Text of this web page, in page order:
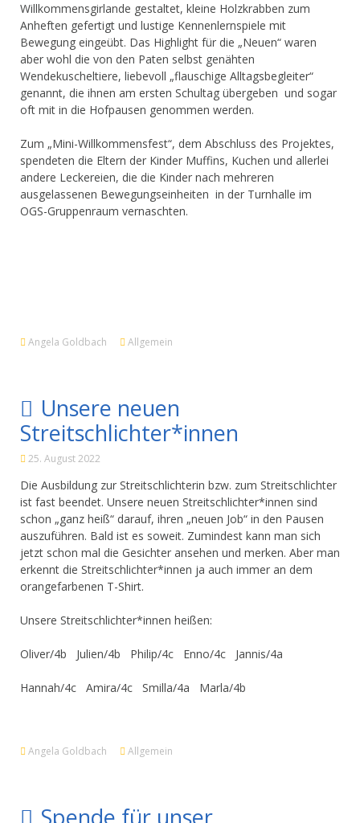
Willkommensgirlande gestaltet, kleine Holzkrabben zum
Anheften gefertigt und lustige Kennenlernspiele mit
Bewegung eingeübt. Das Highlight für die „Neuen“ waren
aber wohl die von den Paten selbst genähten
Wendekuscheltiere, liebevoll „flauschige Alltagsbegleiter“
genannt, die ihnen am ersten Schultag übergeben und sogar
oft mit in die Hofpausen genommen werden.
Zum „Mini-Willkommensfest“, dem Abschluss des Projektes,
spendeten die Eltern der Kinder Muffins, Kuchen und allerlei
andere Leckereien, die die Kinder nach mehreren
ausgelassenen Bewegungseinheiten in der Turnhalle im
OGS-Gruppenraum vernaschten.
Angela Goldbach Allgemein
Unsere neuen
Streitschlichter*innen
25. August 2022
Die Ausbildung zur Streitschlichterin bzw. zum Streitschlichter
ist fast beendet. Unsere neuen Streitschlichter*innen sind
schon „ganz heiß“ darauf, ihren „neuen Job“ in den Pausen
auszuführen. Bald ist es soweit. Zumindest kann man sich
jetzt schon mal die Gesichter ansehen und merken. Aber man
erkennt die Streitschlichter*innen ja auch immer an dem
orangefarbenen T-Shirt.
Unsere Streitschlichter*innen heißen:
Oliver/4b Julien/4b Philip/4c Enno/4c Jannis/4a
Hannah/4c Amira/4c Smilla/4a Marla/4b
Angela Goldbach Allgemein
Spende für unser